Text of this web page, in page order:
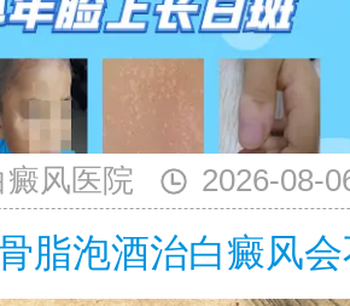
风医院 2026-08-
脂泡酒治白癜风